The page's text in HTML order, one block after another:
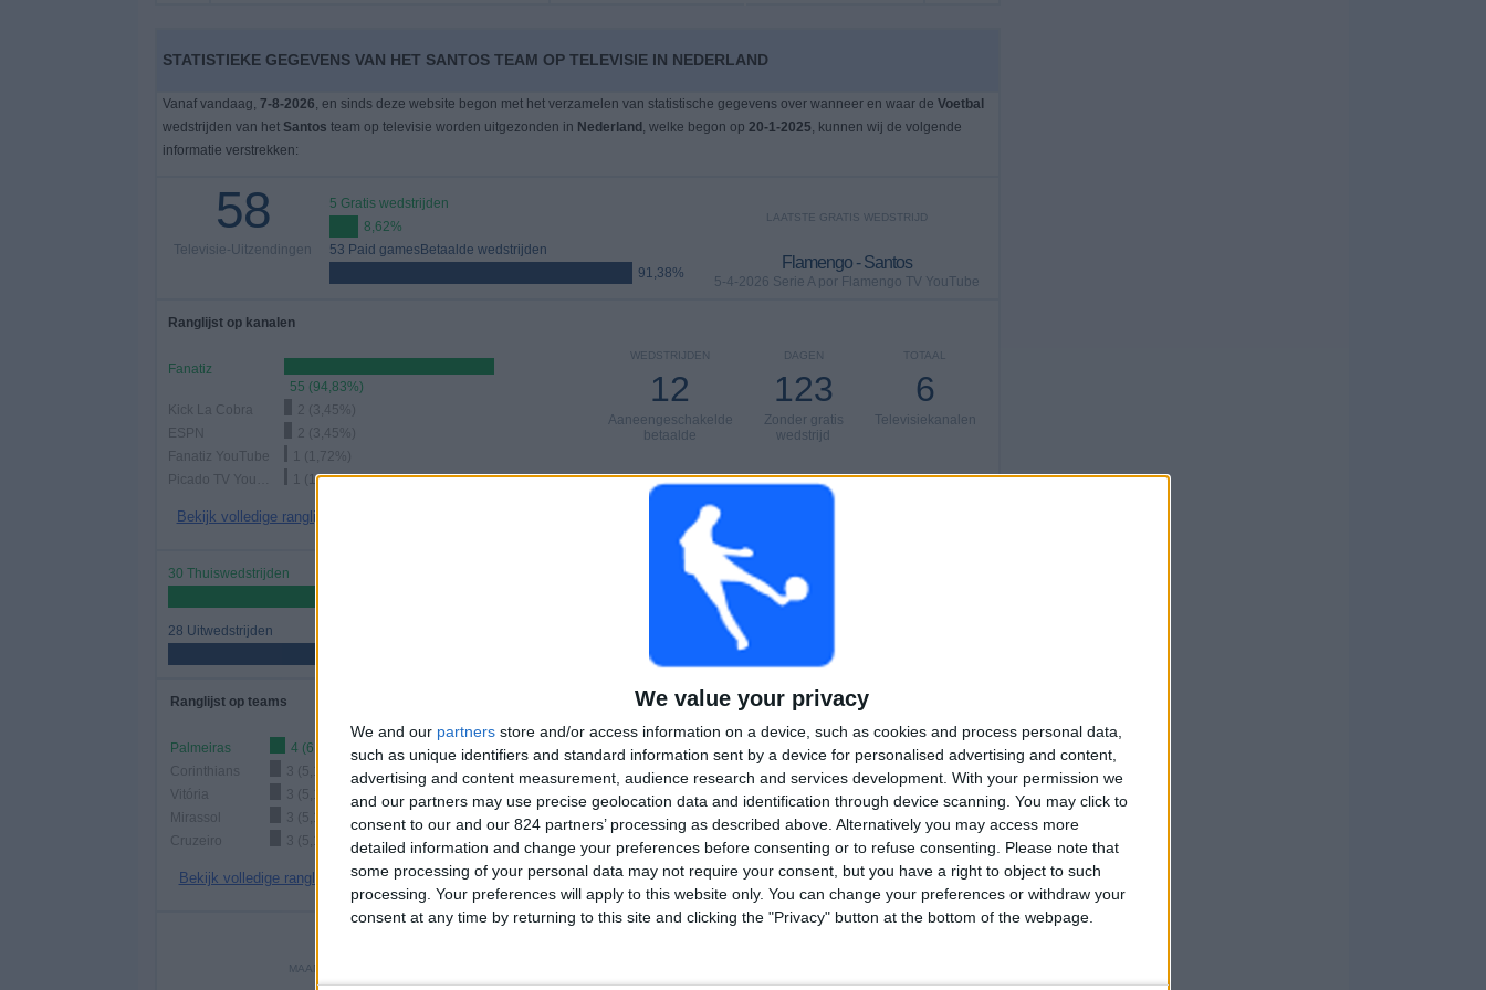
We value your privacy
We and our partners store and/or access information on a device, such as cookies and process personal data,
such as unique identifiers and standard information sent by a device for personalised advertising and content,
advertising and content measurement, audience research and services development. With your permission we
and our partners may use precise geolocation data and identification through device scanning. You may click to
consent to our and our 824 partners’ processing as described above. Alternatively you may access more
detailed information and change your preferences before consenting or to refuse consenting.
Please note that
some processing of your personal data may not require your consent, but you have a right to object to such
processing. Your preferences will apply to this website only. You can change your preferences or withdraw your
consent at any time by returning to this site and clicking the "Privacy" button at the bottom of the webpage.
STATISTIEKE GEGEVENS VAN HET SANTOS TEAM OP TELEVISIE IN NEDERLAND
Vanaf vandaag, 7-8-2026, en sinds deze website begon met het verzamelen van statistische gegevens over wanneer en waar de Voetbal
wedstrijden van het Santos team op televisie worden uitgezonden in Nederland , welke begon op 20-1-2025, kunnen wij de volgende
informatie verstrekken:
58
Televisie-Uitzendingen
5 Gratis wedstrijden
8,62%
53 Paid gamesBetaalde wedstrijden
91,38%
LAATSTE GRATIS WEDSTRIJD
Flamengo - Santos
5-4-2026 Serie A por Flamengo TV YouTube
Ranglijst op kanalen
Fanatiz
55 (94,83%)
Kick La Cobra
2 (3,45%)
ESPN
2 (3,45%)
Fanatiz YouTube
1 (1,72%)
1 (1,72%)
Bekijk volledige ranglijst
TOTAAL
6
Televisiekanalen
DAGEN
123
Zonder gratis
wedstrijd
WEDSTRIJDEN
12
Aaneengeschakelde
betaalde
30 Thuiswedstrijden
28 Uitwedstrijden
MAXIMAAL
VS Palmeiras
TOTAAL
3
COMPETITIES
Ranglijst op teams
Palmeiras
4 (6,9%)
Corinthians
3 (5,17%)
Vitória
3 (5,17%)
Mirassol
3 (5,17%)
Cruzeiro
3 (5,17%)
Bekijk volledige ranglijst
Ranglijst op competities
Serie A
44 (75,86%)
12 (20,69%)
Copa Sudamericana
2 (3,45%)
Bekijk volledige ranglijst
MAANDAG